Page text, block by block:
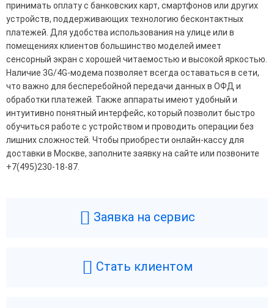
принимать оплату с банковских карт, смартфонов или других
устройств, поддерживающих технологию бесконтактных
платежей. Для удобства использования на улице или в
помещениях клиентов большинство моделей имеет
сенсорный экран с хорошей читаемостью и высокой яркостью.
Наличие 3G/4G-модема позволяет всегда оставаться в сети,
что важно для бесперебойной передачи данных в ОФД и
обработки платежей. Также аппараты имеют удобный и
интуитивно понятный интерфейс, который позволит быстро
обучиться работе с устройством и проводить операции без
лишних сложностей. Чтобы приобрести онлайн-кассу для
доставки в Москве, заполните заявку на сайте или позвоните
+7(495)230-18-87.
Заявка на сервис
Стать клиентом